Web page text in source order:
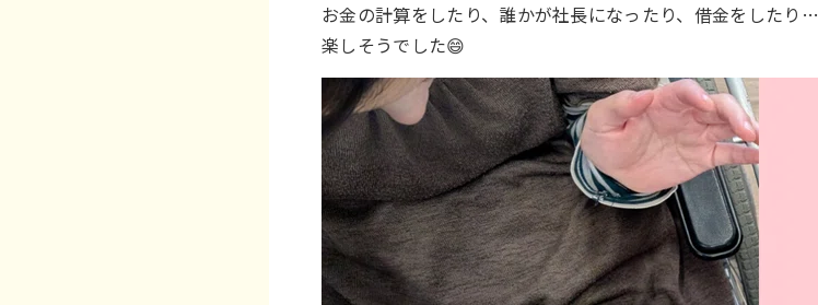
お金の計算をしたり、誰かが社長になったり、借金をしたり…
楽しそうでした😄